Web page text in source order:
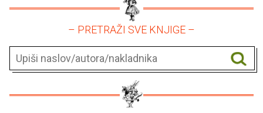
– PRETRAŽI SVE KNJIGE –